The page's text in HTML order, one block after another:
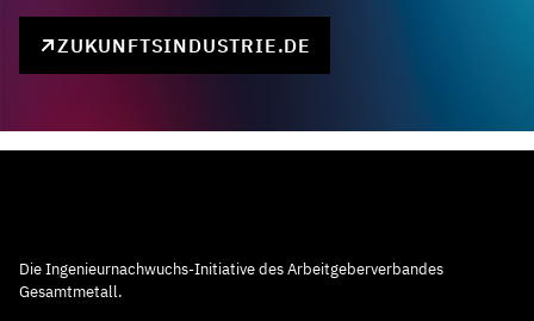
ZUKUNFTSINDUSTRIE.DE
Die Ingenieurnachwuchs-Initiative des Arbeitgeberverbandes
Gesamtmetall.